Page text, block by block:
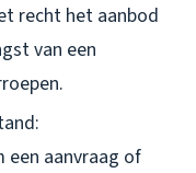
recht het aanbod
van een
een aanvraag of